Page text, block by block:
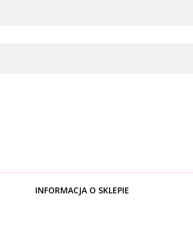
INFORMACJA O SKLEPIE